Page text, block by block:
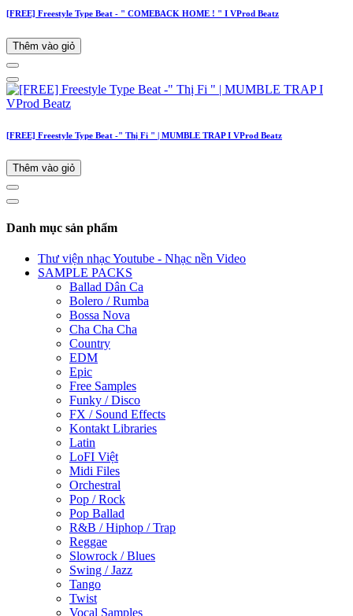
[FREE] Freestyle Type Beat - " COMEBACK HOME ! " I VProd Beatz
Thêm vào giỏ
[FREE] Freestyle Type Beat -" Thị Fi " | MUMBLE TRAP I VProd Beatz
Thêm vào giỏ
Danh mục sản phẩm
Thư viện nhạc Youtube - Nhạc nền Video
SAMPLE PACKS
Ballad Dân Ca
Bolero / Rumba
Bossa Nova
Cha Cha Cha
Country
EDM
Epic
Free Samples
Funky / Disco
FX / Sound Effects
Kontakt Libraries
Latin
LoFI Việt
Midi Files
Orchestral
Pop / Rock
Pop Ballad
R&B / Hiphop / Trap
Reggae
Slowrock / Blues
Swing / Jazz
Tango
Twist
Vocal Samples